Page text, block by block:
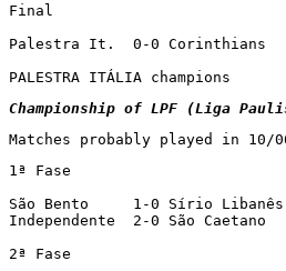
Final
Palestra It.  0-0 Corinthians
PALESTRA ITÁLIA champions
Championship of LPF (Liga
Matches probably played in 10/
1ª Fase
São Bento     1-0 Sírio Libanês
Independente  2-0 São Caetano
2ª Fase